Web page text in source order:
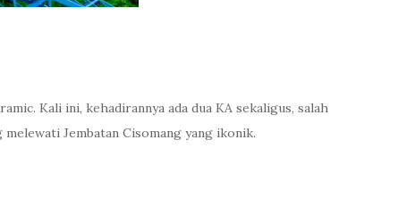
Kali ini, kehadirannya ada dua KA sekaligus, salah
Jembatan Cisomang yang ikonik.